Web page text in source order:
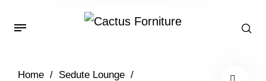
Home / Sedute Lounge /